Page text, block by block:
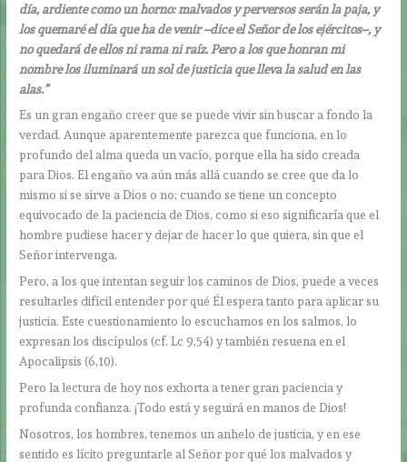
día, ardiente como un horno: malvados y perversos serán la paja, y
los quemaré el día que ha de venir –dice el Señor de los ejércitos–, y
no quedará de ellos ni rama ni raíz. Pero a los que honran mi
nombre los iluminará un sol de justicia que lleva la salud en las
alas.”
Es un gran engaño creer que se puede vivir sin buscar a fondo la
verdad. Aunque aparentemente parezca que funciona, en lo
profundo del alma queda un vacío, porque ella ha sido creada
para Dios. El engaño va aún más allá cuando se cree que da lo
mismo si se sirve a Dios o no; cuando se tiene un concepto
equivocado de la paciencia de Dios, como si eso significaría que el
hombre pudiese hacer y dejar de hacer lo que quiera, sin que el
Señor intervenga.
Pero, a los que intentan seguir los caminos de Dios, puede a veces
resultarles difícil entender por qué Él espera tanto para aplicar su
justicia. Este cuestionamiento lo escuchamos en los salmos, lo
expresan los discípulos (cf. Lc 9,54) y también resuena en el
Apocalipsis (6,10).
Pero la lectura de hoy nos exhorta a tener gran paciencia y
profunda confianza. ¡Todo está y seguirá en manos de Dios!
Nosotros, los hombres, tenemos un anhelo de justicia, y en ese
sentido es lícito preguntarle al Señor por qué los malvados y